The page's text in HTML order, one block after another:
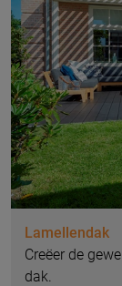
Lamellendak
Creëer de
dak.